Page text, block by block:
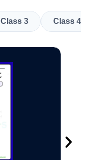
Class 3 Class 4